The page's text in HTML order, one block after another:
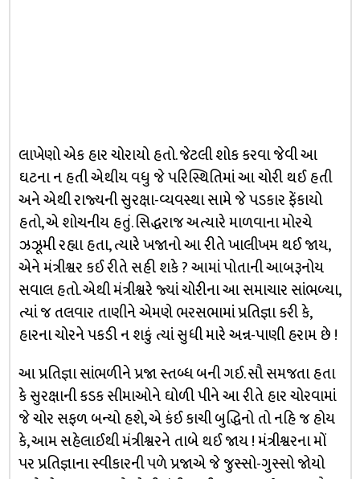
લાખેણો એક હાર ચોરાયો હતો. જેટલી શોક કરવા જેવી આ
ઘટના ન હતી એથીય વધુ જે પરિસ્થિતિમાં આ ચોરી થઈ હતી
અને એથી રાજ્યની સુરક્ષા-વ્યવસ્થા સામે જે પડકાર ફેંકાયો
હતો, એ શોચનીય હતું. સિદ્ધરાજ અત્યારે માળવાના મોરચે
ઝઝૂમી રહ્યા હતા, ત્યારે ખજાનો આ રીતે ખાલીખમ થઈ જાય,
એને મંત્રીશ્વર કઈ રીતે સહી શકે ? આમાં પોતાની આબરૂનોય
સવાલ હતો. એથી મંત્રીશ્વરે જ્યાં ચોરીના આ સમાચાર સાંભળ્યા,
ત્યાં જ તલવાર તાણીને એમણે ભરસભામાં પ્રતિજ્ઞા કરી કે,
હારના ચોરને પકડી ન શકું ત્યાં સુધી મારે અન્ન-પાણી હરામ છે !
આ પ્રતિજ્ઞા સાંભળીને પ્રજા સ્તબ્ધ બની ગઈ. સૌ સમજતા હતા
કે સુરક્ષાની કડક સીમાઓને ઘોળી પીને આ રીતે હાર ચોરવામાં
જે ચોર સફળ બન્યો હશે, એ કંઈ કાચી બુદ્ધિનો તો નહિ જ હોય
કે, આમ સહેલાઈથી મંત્રીશ્વરને તાબે થઈ જાય ! મંત્રીશ્વરના મોં
પર પ્રતિજ્ઞાના સ્વીકારની પળે પ્રજાએ જે જુસ્સો-ગુસ્સો જોયો